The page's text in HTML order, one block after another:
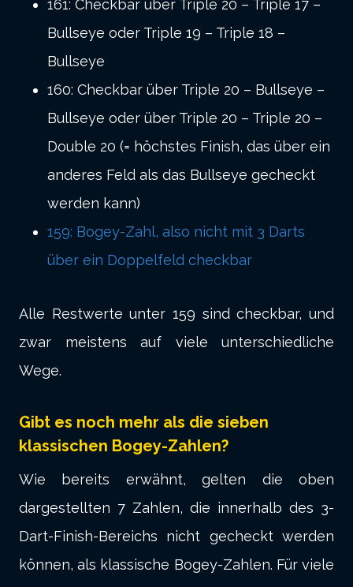
161: Checkbar über Triple 20 – Triple 17 –
Bullseye oder Triple 19 – Triple 18 –
Bullseye
160: Checkbar über Triple 20 – Bullseye –
Bullseye oder über Triple 20 – Triple 20 –
Double 20 (= höchstes Finish, das über ein
anderes Feld als das Bullseye gecheckt
werden kann)
159: Bogey-Zahl, also nicht mit 3 Darts
über ein Doppelfeld checkbar
Alle Restwerte unter 159 sind checkbar, und
zwar meistens auf viele unterschiedliche
Wege.
Gibt es noch mehr als die sieben
klassischen Bogey-Zahlen?
Wie bereits erwähnt, gelten die oben
dargestellten 7 Zahlen, die innerhalb des 3-
Dart-Finish-Bereichs nicht gecheckt werden
können, als klassische Bogey-Zahlen. Für viele